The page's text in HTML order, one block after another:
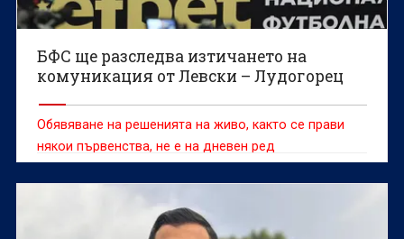
БФС ще разследва изтичането на
комуникация от Левски – Лудогорец
Обявяване на решенията на живо, както се прави
някои първенства, не е на дневен ред